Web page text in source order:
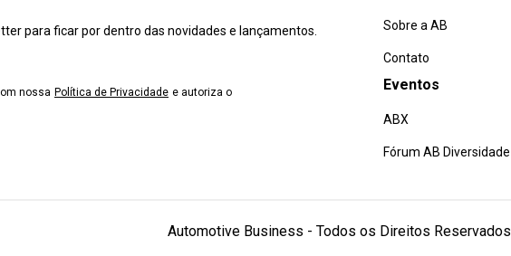
para ficar por dentro das novidades e lançamentos.
nossa Política de Privacidade e autoriza o
Sobre a AB
Contato
Eventos
ABX
Fórum AB Diversidade
Automotive Business - Todos os Direitos Reservados